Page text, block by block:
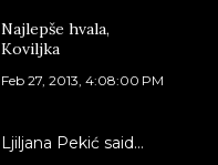
Najlepše hvala,
Koviljka
Feb 27, 2013, 4:08:00 PM
Ljiljana Pekić said…